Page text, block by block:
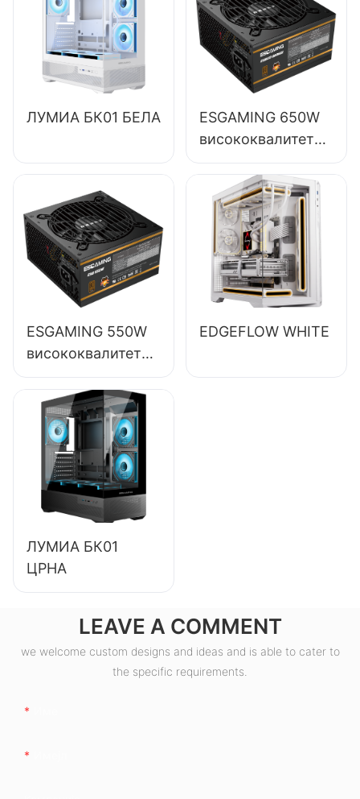
ЛУМИА БК01 БЕЛА
ESGAMING 650W
висококвалитетно
напајање за
десктоп рачунаре
са ефикасношћу
од 85%,
пуномодулно, 80+
бронзано,
ESB650W
ESGAMING 550W
висококвалитетно
напајање за
десктоп рачунаре
са ефикасношћу
од 85%, 80+
бронзано
ESB550W
EDGEFLOW WHITE
ЛУМИА БК01
ЦРНА
LEAVE A COMMENT
we welcome custom designs and ideas and is able to cater to
the specific requirements.